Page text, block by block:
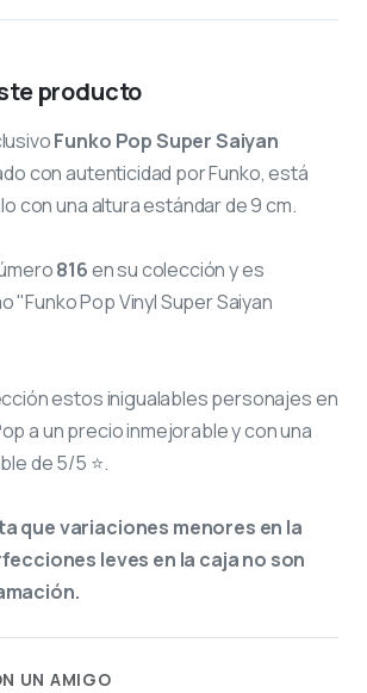
producto
Funko Pop Super Saiyan
con autenticidad por Funko, está
con una altura estándar de 9 cm.
816en su colección y es
"Funko Pop Vinyl Super Saiyan
estos inigualables personajes en
a un precio inmejorable y con una
de 5/5 ⭐.
que variaciones menores en la
leves en la caja no son
UN AMIGO